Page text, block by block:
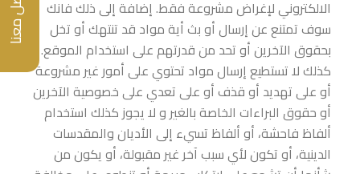
الالكتروني لإغراض مشروعة فقط. إضافة إلى ذلك فانك
سوف تمتنع عن إرسال أو بث أية مواد قد تنتهك أو تخل
بحقوق الآخرين أو تحد من قدرتهم على استخدام الموقع. و
كذلك لا تستطيع إرسال مواد تحتوي على أمور غير مشروعة
أو على تهديد أو قذف أو على تعدي على خصوصية الآخرين
أو حقوق البراءات الخاصة بالغير و لا يجوز كذلك استخدام
ألفاظ فاحشة، أو ألفاظ تسيء إلى الأديان والمقدسات
الدينية، أو تكون لأي سبب آخر غير مقبولة، أو يكون من